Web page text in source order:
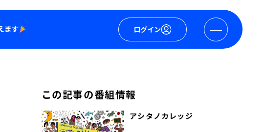
ログイン
この記事の番組情報
アシタノカレッジ